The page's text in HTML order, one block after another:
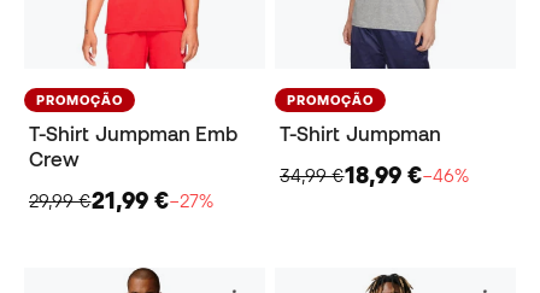
PROMOÇÃO
T-Shirt Jumpman Emb
Crew
29,99 €21,99 €−27%
PROMOÇÃO
T-Shirt Jumpman
34,99 €18,99 €−46%